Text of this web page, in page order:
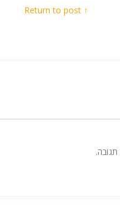
↑ Return to post
תגובה.